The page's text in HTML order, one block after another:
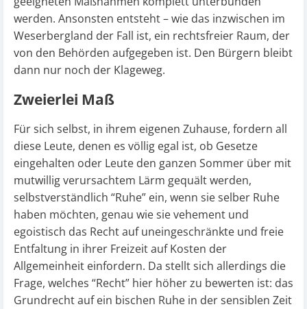
werden. Ansonsten entsteht – wie das inzwischen im
Weserbergland der Fall ist, ein rechtsfreier Raum, der
von den Behörden aufgegeben ist. Den Bürgern bleibt
dann nur noch der Klageweg.
Zweierlei Maß
Für sich selbst, in ihrem eigenen Zuhause, fordern all
diese Leute, denen es völlig egal ist, ob Gesetze
eingehalten oder Leute den ganzen Sommer über mit
mutwillig verursachtem Lärm gequält werden,
selbstverständlich “Ruhe” ein, wenn sie selber Ruhe
haben möchten, genau wie sie vehement und
egoistisch das Recht auf uneingeschränkte und freie
Entfaltung in ihrer Freizeit auf Kosten der
Allgemeinheit einfordern. Da stellt sich allerdings die
Frage, welches “Recht” hier höher zu bewerten ist: das
Grundrecht auf ein bischen Ruhe in der sensiblen Zeit